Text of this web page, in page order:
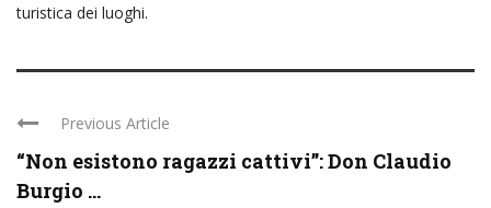
turistica dei luoghi.
Previous Article
“Non esistono ragazzi cattivi”: Don Claudio
Burgio ...